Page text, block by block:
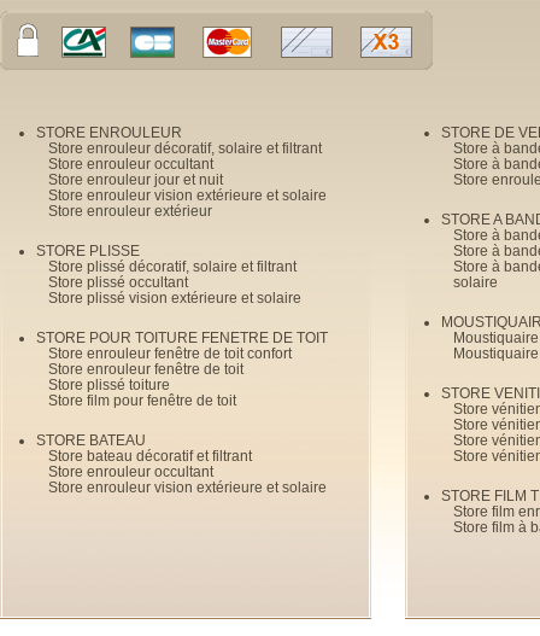
STORE ENROULEUR
Store enrouleur décoratif, solaire et filtrant
Store enrouleur occultant
Store enrouleur jour et nuit
Store enrouleur vision extérieure et solaire
Store enrouleur extérieur
STORE PLISSE
Store plissé décoratif, solaire et filtrant
Store plissé occultant
Store plissé vision extérieure et solaire
STORE POUR TOITURE FENETRE DE TOIT
Store enrouleur fenêtre de toit confort
Store enrouleur fenêtre de toit
Store plissé toiture
Store film pour fenêtre de toit
STORE BATEAU
Store bateau décoratif et filtrant
Store enrouleur occultant
Store enrouleur vision extérieure et solaire
STORE DE
Store à
Store à
Store
STORE A
Store à
Store à
Store à
solaire
STORE
Store
Store
Store
Store
STORE FILM
Store film
Store film à